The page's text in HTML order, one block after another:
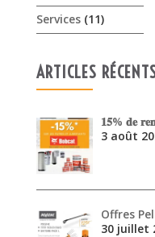
Services(11)
ARTICLES
𝟏𝟓% 𝐝𝐞
3 août
Offres
30 juillet